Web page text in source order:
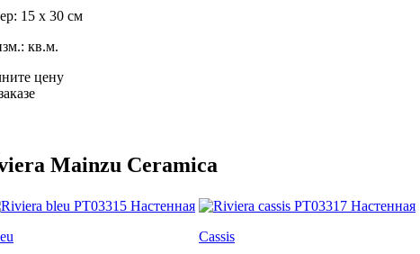
15 x 30 см
кв.м.
цену
Mainzu Ceramica
Cassis